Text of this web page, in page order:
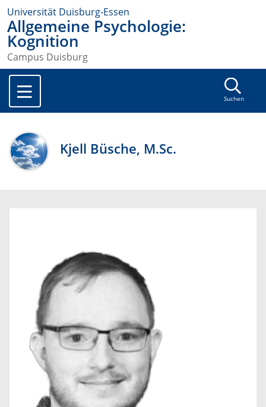
Universität Duisburg-Essen
Allgemeine Psychologie:
Kognition
Campus Duisburg
Suchen
Kjell Büsche, M.Sc.